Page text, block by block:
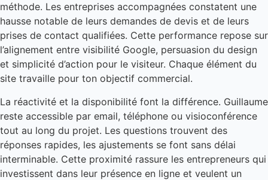
méthode. Les entreprises accompagnées constatent une
hausse notable de leurs demandes de devis et de leurs
prises de contact qualifiées. Cette performance repose sur
l’alignement entre visibilité Google, persuasion du design
et simplicité d’action pour le visiteur. Chaque élément du
site travaille pour ton objectif commercial.
La réactivité et la disponibilité font la différence. Guillaume
reste accessible par email, téléphone ou visioconférence
tout au long du projet. Les questions trouvent des
réponses rapides, les ajustements se font sans délai
interminable. Cette proximité rassure les entrepreneurs qui
investissent dans leur présence en ligne et veulent un